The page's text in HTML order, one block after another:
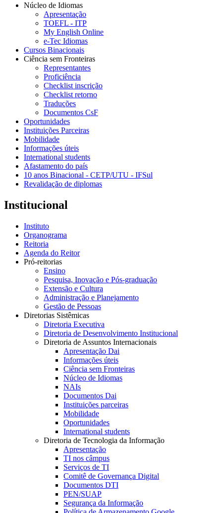
Núcleo de Idiomas
Apresentação
TOEFL - ITP
My English Online
e-Tec Idiomas
Cursos Binacionais
Ciência sem Fronteiras
Representantes
Proficiência
Checklist inscrição
Checklist retorno
Traduções
Documentos CsF
Oportunidades
Instituições Parceiras
Mobilidade
Informações úteis
International students
Afastamento do país
10 anos Binacional - CETP/UTU - IFSul
Revalidação de diplomas
Institucional
Instituto
Organograma
Reitoria
Agenda do Reitor
Pró-reitorias
Ensino
Pesquisa, Inovação e Pós-graduação
Extensão e Cultura
Administração e Planejamento
Gestão de Pessoas
Diretorias Sistêmicas
Diretoria Executiva
Diretoria de Desenvolvimento Institucional
Diretoria de Assuntos Internacionais
Apresentação Dai
Informações úteis
Ciência sem Fronteiras
Núcleo de Idiomas
NAIs
Documentos Dai
Instituições parceiras
Mobilidade
Oportunidades
International students
Diretoria de Tecnologia da Informação
Apresentação
TI nos câmpus
Serviços de TI
Comitê de Governança Digital
Documentos DTI
PEN/SUAP
Segurança da Informação